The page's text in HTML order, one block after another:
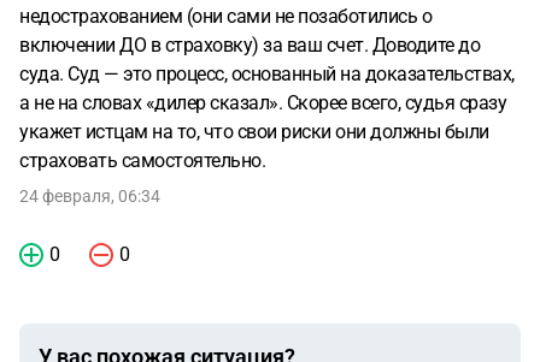
недострахованием (они сами не позаботились о
включении ДО в страховку) за ваш счет. Доводите до
суда. Суд — это процесс, основанный на доказательствах,
а не на словах «дилер сказал». Скорее всего, судья сразу
укажет истцам на то, что свои риски они должны были
страховать самостоятельно.
24 февраля, 06:34
0 0
У вас похожая ситуация?